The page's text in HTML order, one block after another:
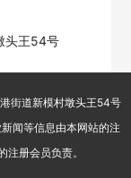
头王54号
街道新模村墩头王54号
闻等信息由本网站的注
册会员负责。